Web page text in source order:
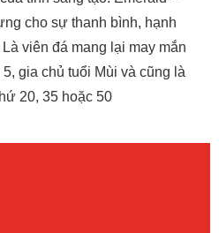
cho sự thanh bình, hạnh
viên đá mang lại may mắn
gia chủ tuổi Mùi và cũng là
20, 35 hoặc 50